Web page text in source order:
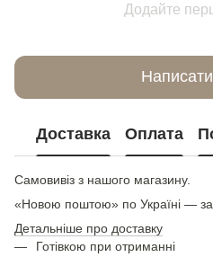
Додайте
Написати
Доставка Оплата
Самовивіз з нашого магазину.
«Новою поштою» по Україні —
Детальніше про доставку
Готівкою при отриманні